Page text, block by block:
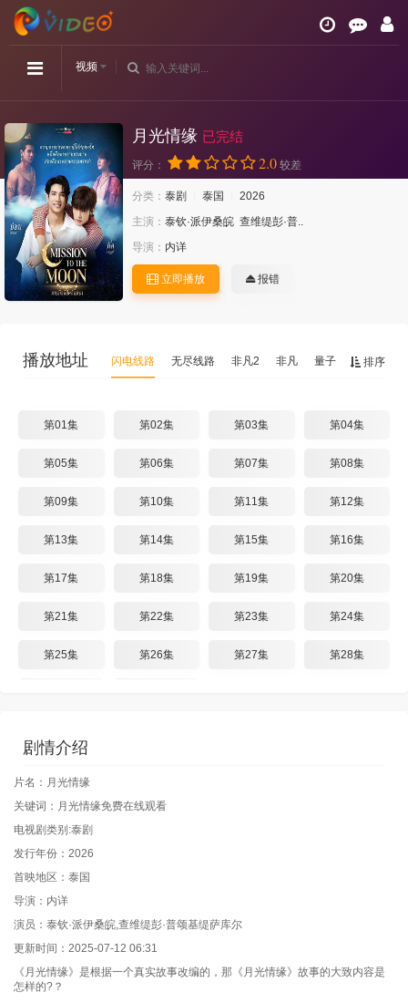
视频
月光情缘 已完结
评分： 2.0 较差
分类： 泰剧 泰国
2026
主演： 泰钦·派伊桑皖 查维缇彭·普..
导演： 内详
立即播放 报错
排序
播放地址 闪电线路 无尽线路 非凡2 非凡 量子
第01集 第02集 第03集 第04集
第05集 第06集 第07集 第08集
第09集 第10集 第11集 第12集
第13集 第14集 第15集 第16集
第17集 第18集 第19集 第20集
第21集 第22集 第23集 第24集
第25集 第26集 第27集 第28集
剧情介绍
片名：月光情缘
关键词：月光情缘免费在线观看
电视剧类别:泰剧
发行年份：2026
首映地区：泰国
导演：内详
演员：泰钦·派伊桑皖,查维缇彭·普颂基缇萨库尔
更新时间：2025-07-12 06:31
《月光情缘》是根据一个真实故事改编的，那《月光情缘》故事的大致内容是
怎样的?？